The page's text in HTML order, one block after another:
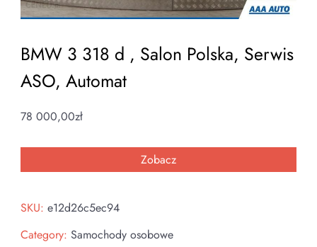
BMW 3 318 d , Salon Polska, Serwis
ASO, Automat
78 000,00zł
Zobacz
SKU: e12d26c5ec94
Category: Samochody osobowe